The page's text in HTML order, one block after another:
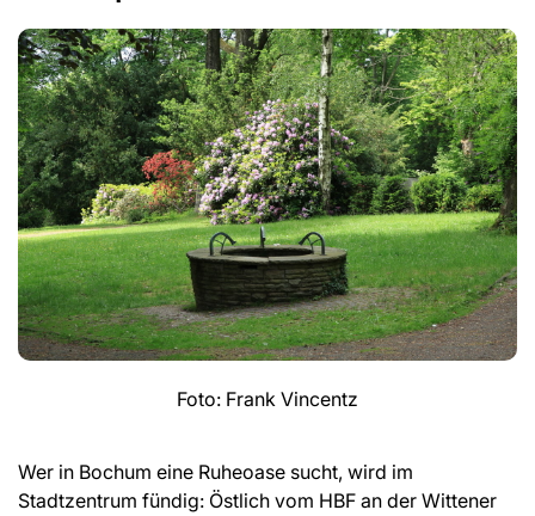
Foto: Frank Vincentz
Wer in Bochum eine Ruheoase sucht, wird im
Stadtzentrum fündig: Östlich vom HBF an der Wittener